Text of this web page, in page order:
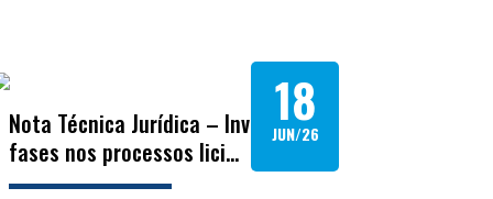
Nota Técnica Jurídica – Inversão de
fases nos processos lici...
18
JUN/26